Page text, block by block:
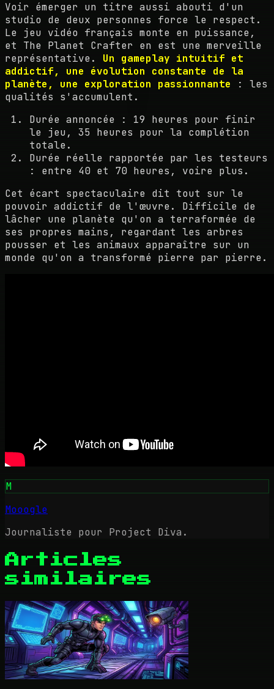
Voir émerger un titre aussi abouti d'un
studio de deux personnes force le respect.
Le jeu vidéo français monte en puissance,
et The Planet Crafter en est une merveille
représentative. Un gameplay intuitif et
addictif, une évolution constante de la
planète, une exploration passionnante : les
qualités s'accumulent.
Durée annoncée : 19 heures pour finir
le jeu, 35 heures pour la complétion
totale.
Durée réelle rapportée par les testeurs
: entre 40 et 70 heures, voire plus.
Cet écart spectaculaire dit tout sur le
pouvoir addictif de l'œuvre. Difficile de
lâcher une planète qu'on a terraformée de
ses propres mains, regardant les arbres
pousser et les animaux apparaître sur un
monde qu'on a transformé pierre par pierre.
M
Mooogle
Journaliste pour Project Diva.
Articles
similaires